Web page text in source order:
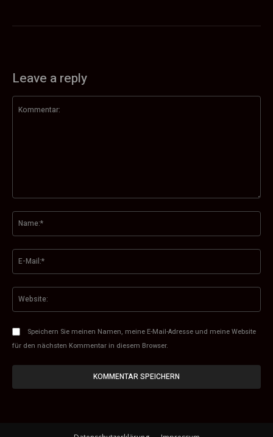
Leave a reply
Speichern Sie meinen Namen, meine E-Mail-Adresse und meine Website
für den nächsten Kommentar in diesem Browser.